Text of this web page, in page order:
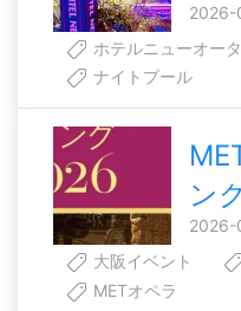
2026-
ホテルニューオー
ナイトプール
ン
2026-
大阪イベント
METオペラ